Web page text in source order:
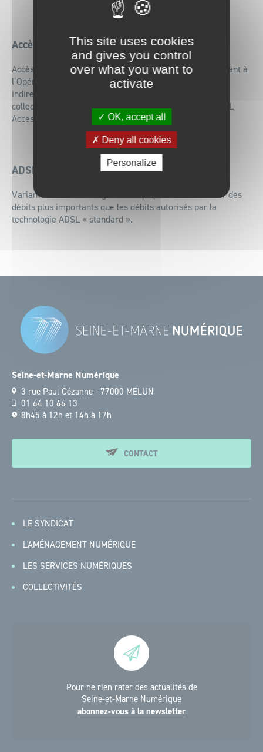
Accès DSL
Accès construit en technologie ADSL, ou VDSL2 permettant à
l’Opérateur de fournir à ses utilisateurs, directement ou
indirectement, un service haut débit. Accès DSL désigne
collectivement les Accès de type « DSL Access » et « DSL
Access Only ».
ADSL2+
Variante de la technologie ADSL qui permet de délivrer des
débits plus importants que les débits autorisés par la
technologie ADSL « standard ».
Seine-et-Marne Numérique
3 rue Paul Cézanne - 77000 MELUN
01 64 10 66 13
8h45 à 12h et 14h à 17h
CONTACT
LE SYNDICAT
L'AMÉNAGEMENT NUMÉRIQUE
LES SERVICES NUMÉRIQUES
COLLECTIVITÉS
Pour ne rien rater des actualités de
Seine-et-Marne Numérique
abonnez-vous à la newsletter
This site uses cookies
and gives you control
over what you want to
activate
OK, accept all
Deny all cookies
Personalize